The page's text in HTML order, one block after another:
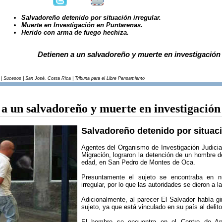
Salvadoreño detenido por situación irregular.
Muerte en Investigación en Puntarenas.
Herido con arma de fuego hechiza.
Detienen a un salvadoreño y muerte en investigación
Sucesos | San José, Costa Rica | Tribuna para el Libre Pensamiento
un salvadoreño y muerte en investigación
Salvadoreño detenido por
Agentes del Organismo de Investigación
Migración, lograron la detención de un hombre
edad, en San Pedro de Montes de Oca.
Presuntamente el sujeto se encontraba en
irregular, por lo que las autoridades se dieron a
Adicionalmente, al parecer El Salvador había
sujeto, ya que está vinculado en su país al